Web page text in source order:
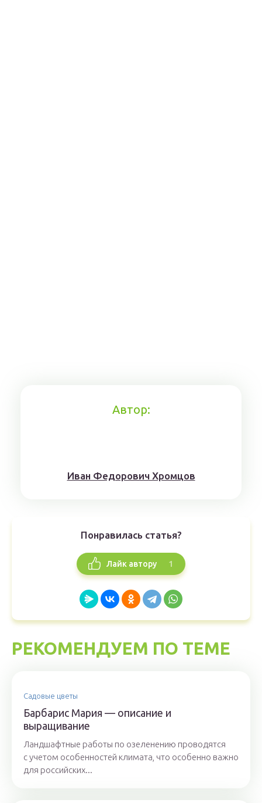
Автор:
Иван Федорович Хромцов
Понравилась статья?
Лайк автору 1
РЕКОМЕНДУЕМ ПО ТЕМЕ
Садовые цветы
Барбарис Мария — описание и
выращивание
Ландшафтные работы по озеленению проводятся
с учетом особенностей климата, что особенно важно
для российских...